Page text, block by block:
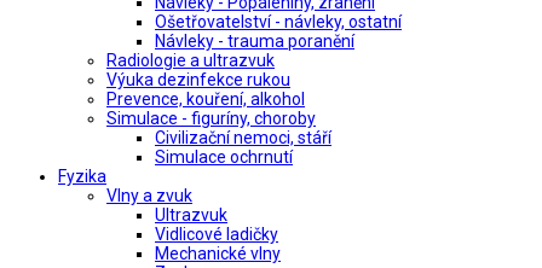
Ošetřovatelství - návleky, ostatní
Návleky - trauma poranění
Radiologie a ultrazvuk
Výuka dezinfekce rukou
Prevence, kouření, alkohol
Simulace - figuríny, choroby
Civilizační nemoci, stáří
Simulace ochrnutí
Fyzika
Vlny a zvuk
Ultrazvuk
Vidlicové ladičky
Mechanické vlny